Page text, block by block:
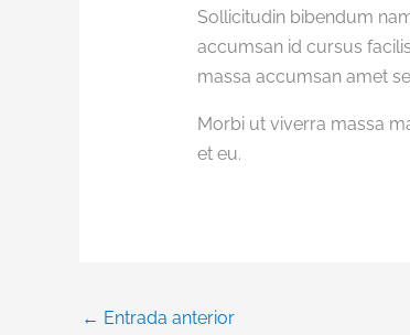
Sollicitudin bibendum
accumsan id cursus
massa accumsan amet
Morbi ut viverra massa
et eu.
← Entrada anterior